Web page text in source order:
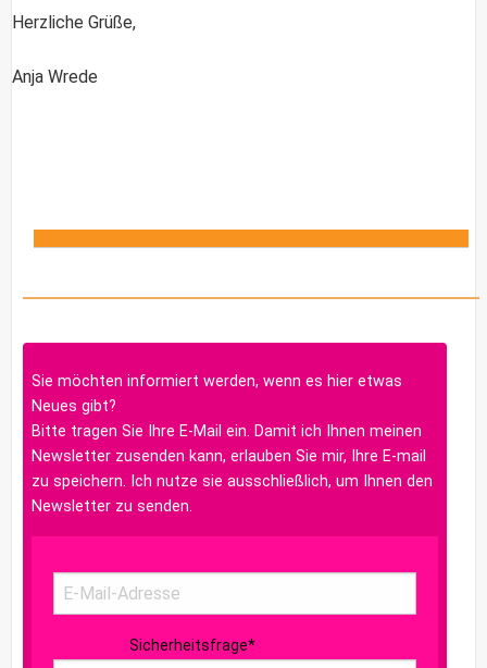
Herzliche Grüße,
Anja Wrede
Sie möchten informiert werden, wenn es hier etwas
Neues gibt?
Bitte tragen Sie Ihre E-Mail ein. Damit ich Ihnen meinen
Newsletter zusenden kann, erlauben Sie mir, Ihre E-mail
zu speichern. Ich nutze sie ausschließlich, um Ihnen den
Newsletter zu senden.
Sicherheitsfrage*